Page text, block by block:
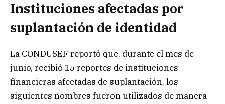
Instituciones afectadas por
suplantación de identidad
La CONDUSEF reportó que, durante el mes de
junio, recibió 15 reportes de instituciones
financieras afectadas de suplantación, los
siguientes nombres fueron utilizados de manera